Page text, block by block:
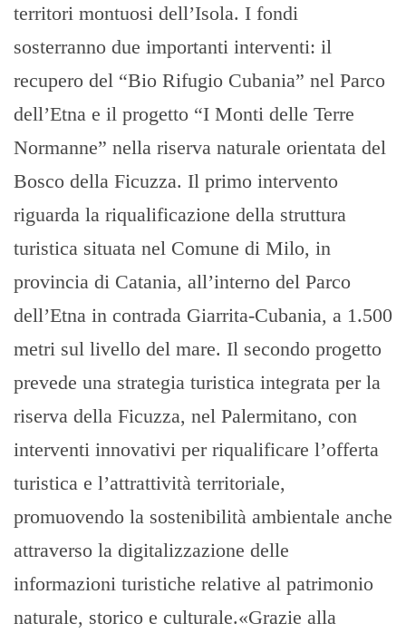
territori montuosi dell’Isola. I fondi
sosterranno due importanti interventi: il
recupero del “Bio Rifugio Cubania” nel Parco
dell’Etna e il progetto “I Monti delle Terre
Normanne” nella riserva naturale orientata del
Bosco della Ficuzza. Il primo intervento
riguarda la riqualificazione della struttura
turistica situata nel Comune di Milo, in
provincia di Catania, all’interno del Parco
dell’Etna in contrada Giarrita-Cubania, a 1.500
metri sul livello del mare. Il secondo progetto
prevede una strategia turistica integrata per la
riserva della Ficuzza, nel Palermitano, con
interventi innovativi per riqualificare l’offerta
turistica e l’attrattività territoriale,
promuovendo la sostenibilità ambientale anche
attraverso la digitalizzazione delle
informazioni turistiche relative al patrimonio
naturale, storico e culturale.«Grazie alla